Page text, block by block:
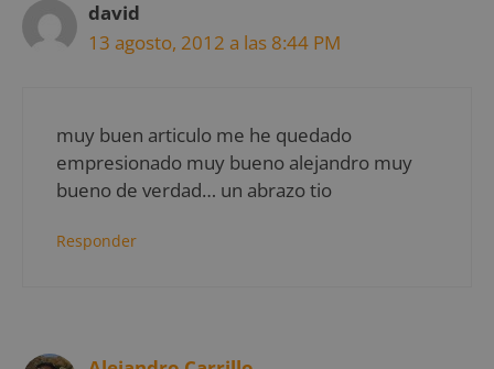
david
13 agosto, 2012 a las 8:44 PM
muy buen articulo me he quedado
empresionado muy bueno alejandro muy
bueno de verdad… un abrazo tio
Responder